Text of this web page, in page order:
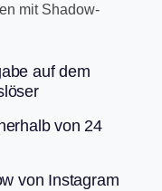
mit Shadow-
auf dem
von 24
von Instagram